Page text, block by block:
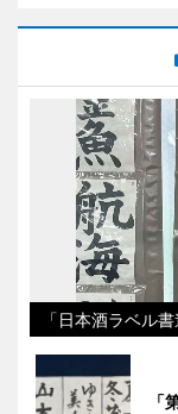
「日本酒ラベル
「